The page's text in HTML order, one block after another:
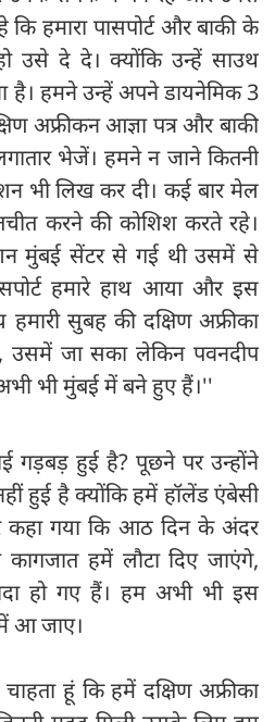
कि हमारा पासपोर्ट और बाकी के
उसे दे दे। क्योंकि उन्हें साउथ
है। हमने उन्हें अपने डायनेमिक 3
अफ्रीकन आज्ञा पत्र और बाकी
भेजें। हमने न जाने कितनी
भी लिख कर दी। कई बार मेल
करने की कोशिश करते रहे।
मुंबई सेंटर से गई थी उसमें से
हमारे हाथ आया और इस
सुबह की दक्षिण अफ्रीका
उसमें जा सका लेकिन पवनदीप
भी मुंबई में बने हुए हैं।''
गड़बड़ हुई है? पूछने पर उन्होंने
हुई है क्योंकि हमें हॉलेंड एंबेसी
कहा गया कि आठ दिन के अंदर
कागजात हमें लौटा दिए जाएंगे,
हो गए हैं। हम अभी भी इस
आ जाए।
हूं कि हमें दक्षिण अफ्रीका